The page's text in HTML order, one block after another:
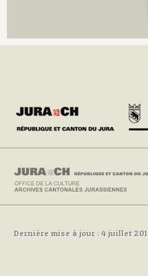
Dernière mise à jour : 4 juillet